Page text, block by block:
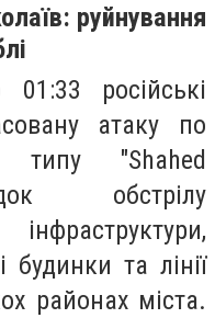
руйнування
російські
атаку по
типу "Shahed
обстрілу
будинки та лінії
районах міста.